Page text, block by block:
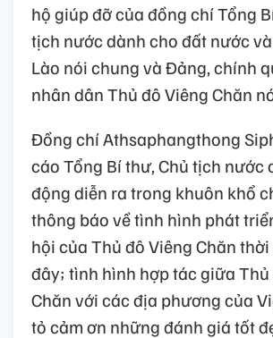
hộ giúp đỡ của đồng chí Tổng
tịch nước dành cho đất nước
Lào nói chung và Đảng, chính
nhân dân Thủ đô Viêng Chăn
Đồng chí Athsaphangthong
cáo Tổng Bí thư, Chủ tịch nước
động diễn ra trong khuôn khổ
thông báo về tình hình phát
hội của Thủ đô Viêng Chăn
đây; tình hình hợp tác giữa Thủ
Chăn với các địa phương của
tỏ cảm ơn những đánh giá tốt